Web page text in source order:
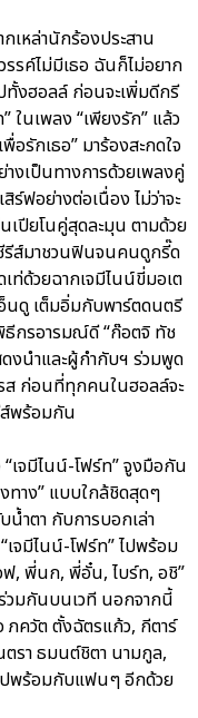
เหล่านักร้องประสาน
รรค์ไม่มีเธอ ฉันก็ไม่อยาก
ทั้งฮอลล์ ก่อนจะเพิ่มดีกรี
ในเพลง “เพียงรัก” แล้ว
อรักเธอ” มาร้องสะกดใจ
เป็นทางการด้วยเพลงคู่
ร์ฟอย่างต่อเนื่อง ไม่ว่าจะ
เปียโนคู่สุดละมุน ตามด้วย
รีส์มาชวนฟินจนคนดูกรี๊ด
ด้วยฉากเจมีไนน์ขี่มอเต
นดู เต็มอิ่มกับพาร์ตดนตรี
ธีกรอารมณ์ดี “ก๊อตจิ ทัช
นำและผู้กำกับฯ ร่วมพูด
ส ก่อนที่ทุกคนในฮอลล์จะ
พร้อมกัน
เจมีไนน์-โฟร์ท” จูงมือกัน
ทาง” แบบใกล้ชิดสุดๆ
น้ำตา กับการบอกเล่า
เจมีไนน์-โฟร์ท” ไปพร้อม
, พี่นก, พี่อั๋น, ไบร์ท, อชิ”
วมกันบนเวที นอกจากนี้
ภควัต ตั้งฉัตรแก้ว, กีตาร์
รา ธมนต์ชิตา นามกูล,
พร้อมกับแฟนๆ อีกด้วย